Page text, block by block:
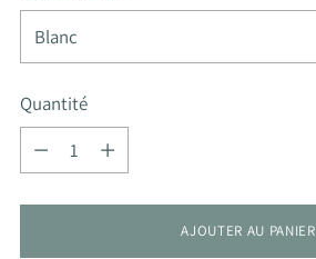
Quantité
Quantité
AJOUTER AU PANIER